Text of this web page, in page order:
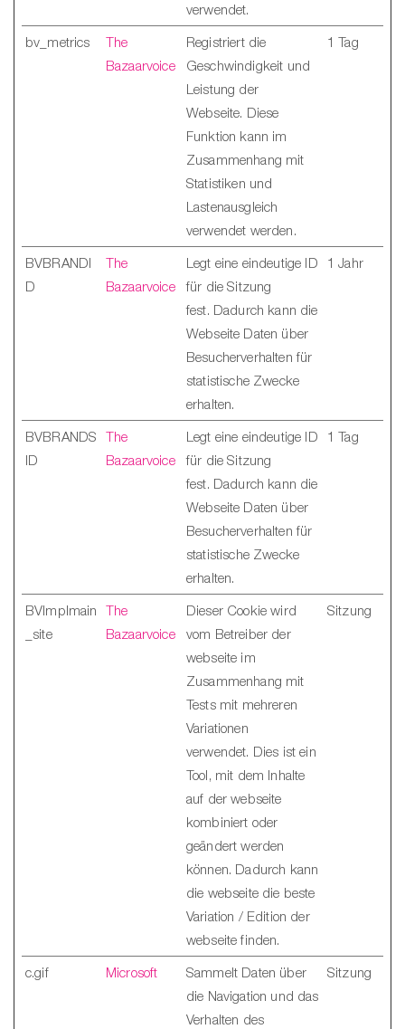
verwendet.
bv_metrics
The
Bazaarvoice
Registriert die
Geschwindigkeit und
Leistung der
Webseite. Diese
Funktion kann im
Zusammenhang mit
Statistiken und
Lastenausgleich
verwendet werden.
1 Tag
BVBRANDI
D
The
Bazaarvoice
Legt eine eindeutige ID
für die Sitzung
fest. Dadurch kann die
Webseite Daten über
Besucherverhalten für
statistische Zwecke
erhalten.
1 Jahr
BVBRANDS
ID
The
Bazaarvoice
Legt eine eindeutige ID
für die Sitzung
fest. Dadurch kann die
Webseite Daten über
Besucherverhalten für
statistische Zwecke
erhalten.
1 Tag
BVImplmain
_site
The
Bazaarvoice
Dieser Cookie wird
vom Betreiber der
webseite im
Zusammenhang mit
Tests mit mehreren
Variationen
verwendet. Dies ist ein
Tool, mit dem Inhalte
auf der webseite
kombiniert oder
geändert werden
können. Dadurch kann
die webseite die beste
Variation / Edition der
webseite finden.
Sitzung
c.gif Microsoft
Sammelt Daten über
die Navigation und das
Verhalten des
Sitzung